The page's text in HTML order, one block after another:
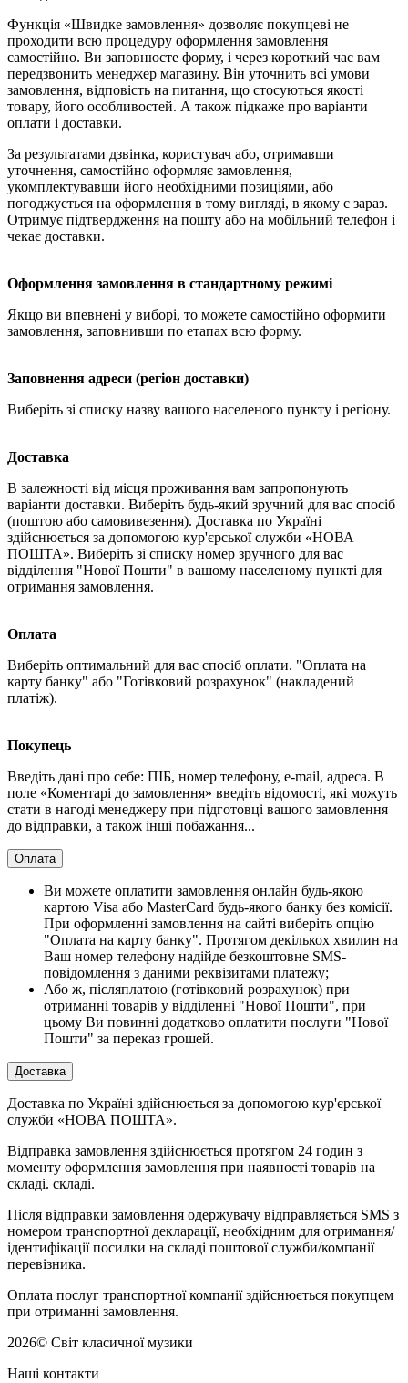
Функція «Швидке замовлення» дозволяє покупцеві не
проходити всю процедуру оформлення замовлення
самостійно. Ви заповнюєте форму, і через короткий час вам
передзвонить менеджер магазину. Він уточнить всі умови
замовлення, відповість на питання, що стосуються якості
товару, його особливостей. А також підкаже про варіанти
оплати і доставки.
За результатами дзвінка, користувач або, отримавши
уточнення, самостійно оформляє замовлення,
укомплектувавши його необхідними позиціями, або
погоджується на оформлення в тому вигляді, в якому є зараз.
Отримує підтвердження на пошту або на мобільний телефон і
чекає доставки.
Оформлення замовлення в стандартному режимі
Якщо ви впевнені у виборі, то можете самостійно оформити
замовлення, заповнивши по етапах всю форму.
Заповнення адреси (регіон доставки)
Виберіть зі списку назву вашого населеного пункту і регіону.
Доставка
В залежності від місця проживання вам запропонують
варіанти доставки. Виберіть будь-який зручний для вас спосіб
(поштою або самовивезення). Доставка по Україні
здійснюється за допомогою кур'єрської служби «НОВА
ПОШТА». Виберіть зі списку номер зручного для вас
відділення "Нової Пошти" в вашому населеному пункті для
отримання замовлення.
Оплата
Виберіть оптимальний для вас спосіб оплати. "Оплата на
карту банку" або "Готівковий розрахунок" (накладений
платіж).
Покупець
Введіть дані про себе: ПІБ, номер телефону, e-mail, адреса. В
поле «Коментарі до замовлення» введіть відомості, які можуть
стати в нагоді менеджеру при підготовці вашого замовлення
до відправки, а також інші побажання...
Оплата
Ви можете оплатити замовлення онлайн будь-якою
картою Visa або MasterCard будь-якого банку без комісії.
При оформленні замовлення на сайті виберіть опцію
"Оплата на карту банку". Протягом декількох хвилин на
Ваш номер телефону надійде безкоштовне SMS-
повідомлення з даними реквізитами платежу;
Або ж, післяплатою (готівковий розрахунок) при
отриманні товарів у відділенні "Нової Пошти", при
цьому Ви повинні додатково оплатити послуги "Нової
Пошти" за переказ грошей.
Доставка
Доставка по Україні здійснюється за допомогою кур'єрської
служби «НОВА ПОШТА».
Відправка замовлення здійснюється протягом 24 годин з
моменту оформлення замовлення при наявності товарів на
складі. складі.
Після відправки замовлення одержувачу відправляється SMS з
номером транспортної декларації, необхідним для отримання/
ідентифікації посилки на складі поштової служби/компанії
перевізника.
Оплата послуг транспортної компанії здійснюється покупцем
при отриманні замовлення.
2026© Світ класичної музики
Наші контакти